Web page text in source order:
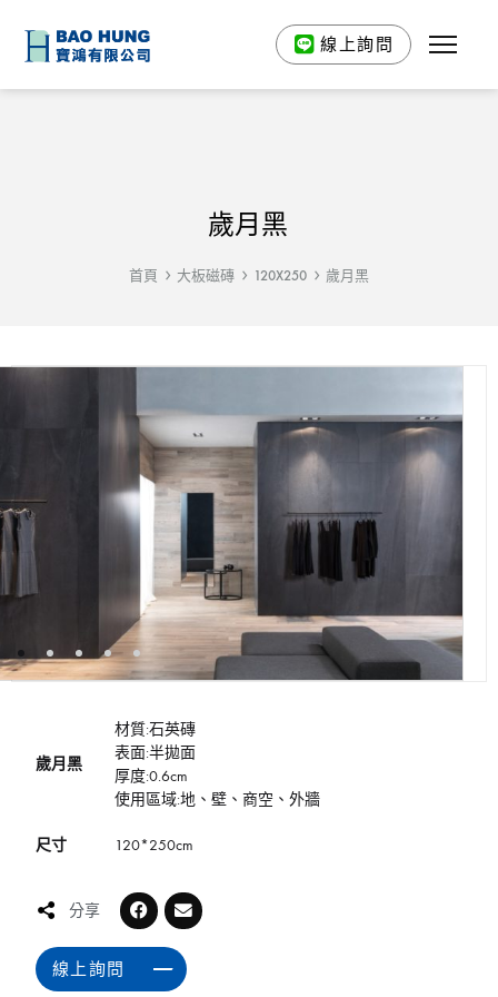
線上詢問
歲月黑
首頁 大板磁磚 120X250 歲月黑
歲月黑
材質:石英磚
表面:半拋面
厚度:0.6cm
使用區域:地、壁、商空、外牆
尺寸 120*250cm
分享
線上詢問